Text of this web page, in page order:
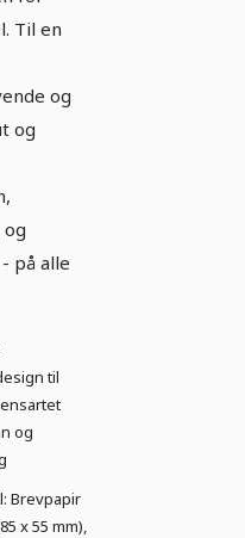
Til en
og
og
på alle
til
og
Brevpapir
x 55 mm),